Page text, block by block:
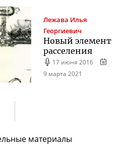
Лежава Илья
Георгиевич
Новый элемент
расселения
17 июня 2016
9 марта 2021
материалы